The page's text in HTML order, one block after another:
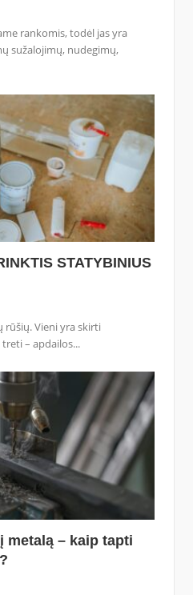
rankomis, todėl jas yra
sužalojimų, nudegimų,
STATYBINIUS
rūšių. Vieni yra skirti
– apdailos...
metalą – kaip tapti